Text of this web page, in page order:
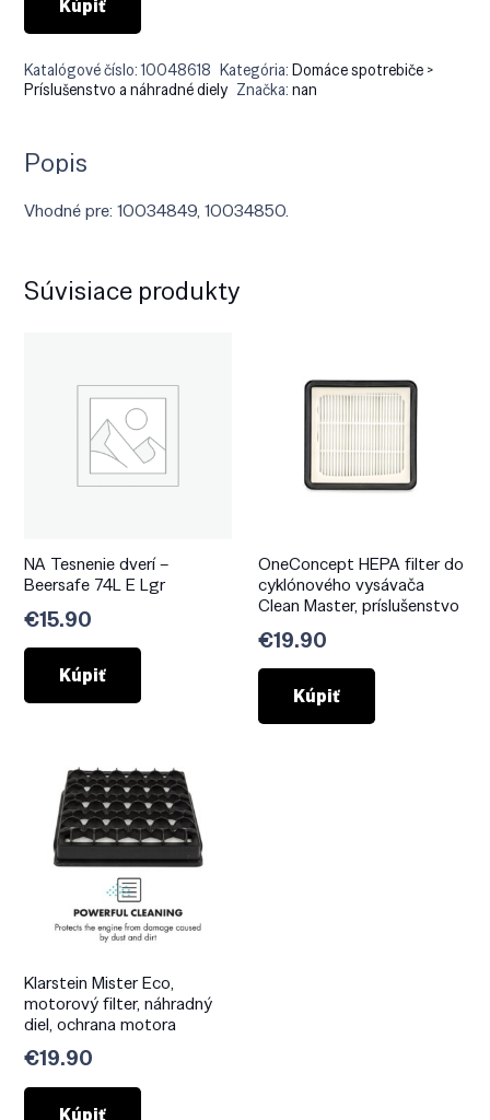
Kúpiť
Katalógové číslo:10048618 Kategória:Domáce spotrebiče >
Príslušenstvo a náhradné diely Značka:nan
Popis
Vhodné pre: 10034849, 10034850.
Súvisiace produkty
NA Tesnenie dverí –
Beersafe 74L E Lgr
€15.90
Kúpiť
OneConcept HEPA filter do
cyklónového vysávača
Clean Master, príslušenstvo
€19.90
Kúpiť
Klarstein Mister Eco,
motorový filter, náhradný
diel, ochrana motora
€19.90
Kúpiť